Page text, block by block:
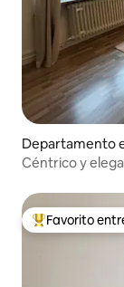
Departamento
Céntrico y
De los mejores
Favorito